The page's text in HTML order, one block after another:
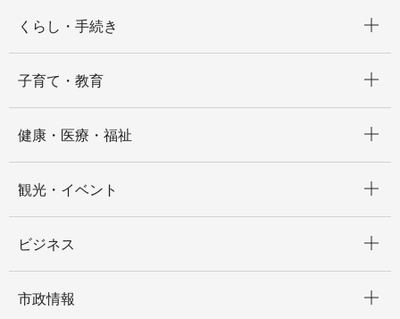
くらし・手続き
子育て・教育
健康・医療・福祉
観光・イベント
ビジネス
市政情報